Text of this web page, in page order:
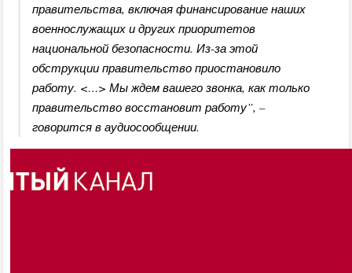
правительства, включая финансирование наших
военнослужащих и других приоритетов
национальной безопасности. Из-за этой
обструкции правительство приостановило
работу. <…> Мы ждем вашего звонка, как только
правительство восстановит работу”, –
говорится в аудиосообщении.